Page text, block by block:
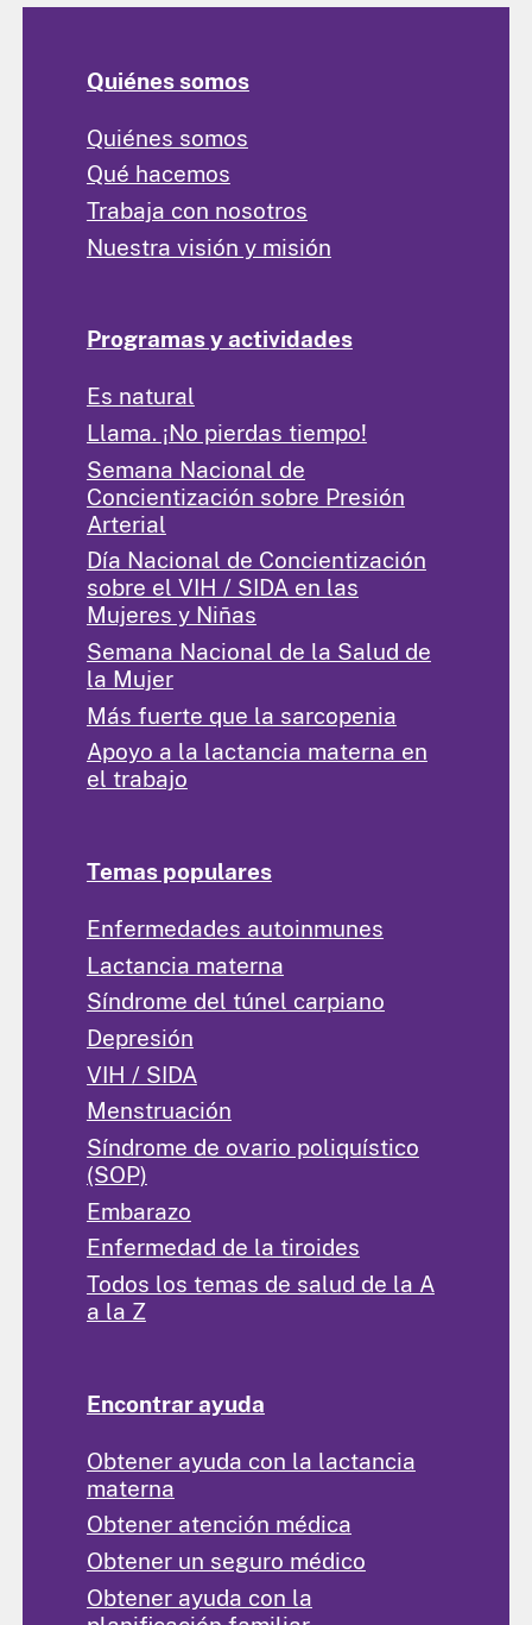
Quiénes somos
Quiénes somos
Qué hacemos
Trabaja con nosotros
Nuestra visión y misión
Programas y actividades
Es natural
Llama. ¡No pierdas tiempo!
Semana Nacional de
Concientización sobre Presión
Arterial
Día Nacional de Concientización
sobre el VIH / SIDA en las
Mujeres y Niñas
Semana Nacional de la Salud de
la Mujer
Más fuerte que la sarcopenia
Apoyo a la lactancia materna en
el trabajo
Temas populares
Enfermedades autoinmunes
Lactancia materna
Síndrome del túnel carpiano
Depresión
VIH / SIDA
Menstruación
Síndrome de ovario poliquístico
(SOP)
Embarazo
Enfermedad de la tiroides
Todos los temas de salud de la A
a la Z
Encontrar ayuda
Obtener ayuda con la lactancia
materna
Obtener atención médica
Obtener un seguro médico
Obtener ayuda con la